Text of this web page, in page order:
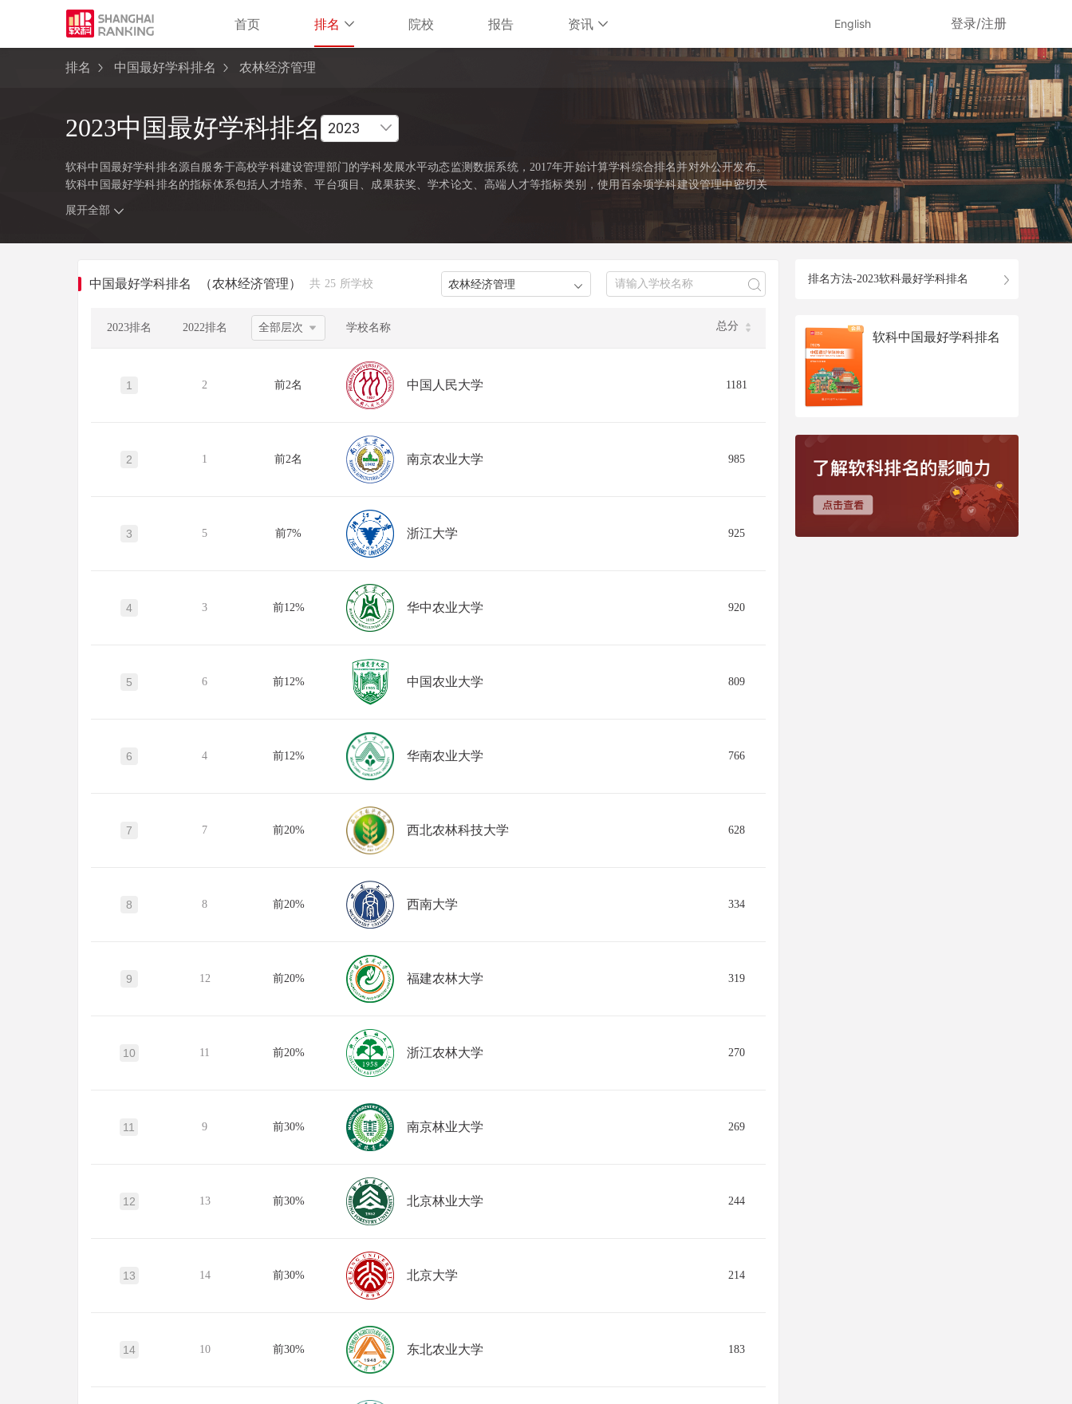
首页 排名 院校 报告 资讯 登录/注册
English
排名 中国最好学科排名 农林经济管理
2023中国最好学科排名
软科中国最好学科排名源自服务于高校学科建设管理部门的学科发展水平动态监测数据系统，2017年开始计算学科综合排名并对外公开发布。
软科中国最好学科排名的指标体系包括人才培养、平台项目、成果获奖、学术论文、高端人才等指标类别，使用百余项学科建设管理中密切关
注的指标变量，强调通过客观数据反映学科点对本学科稀缺资源和标志性成果的占有和贡献。软科中国最好学科排名采用的学科口径是国务院
学位委员会、教育部颁布的《研究生教育学科专业目录（2022年）》中的一级学科和专业学位类别。在每个学科，排名的对象是在该学科设有
研究生学位授权点的所有高校，发布的是在该学科排名前50%的高校。软科中国最好学科排名最新发布的榜单包括98个一级学科和5个专业学位
展开全部
中国最好学科排名 （农林经济管理） 共 25 所学校
2023排名 2022排名 学校名称 总分
1 2 前2名 中国人民大学 1181
2 1 前2名 南京农业大学 985
3 5 前7% 浙江大学 925
4 3 前12% 华中农业大学 920
5 6 前12% 中国农业大学 809
6 4 前12% 华南农业大学 766
7 7 前20% 西北农林科技大学 628
8 8 前20% 西南大学 334
9 12 前20% 福建农林大学 319
10 11 前20% 浙江农林大学 270
11 9 前30% 南京林业大学 269
12 13 前30% 北京林业大学 244
13 14 前30% 北京大学 214
14 10 前30% 东北农业大学 183
排名方法-2023软科最好学科排名
软科中国最好学科排名